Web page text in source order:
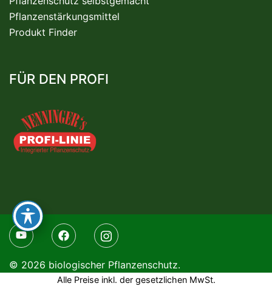
Pflanzenstärkungsmittel
Produkt Finder
FÜR DEN PROFI
© 2026 biologischer Pflanzenschutz.
Alle Preise inkl. der gesetzlichen MwSt.